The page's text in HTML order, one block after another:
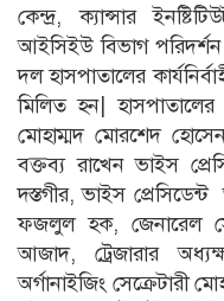
কেন্দ্র, ক্যান্সার
আইসিইউ বিভাগ পরিদর্শন
দল হাসপাতালের
মিলিত হন| হাসপাতালের
মোহাম্মদ মোরশেদ
বক্তব্য রাখেন ভাইস
দস্তগীর, ভাইস
ফজলুল হক, জেনারেল
আজাদ, ট্রেজারার
অর্গানাইজিং সেক্রেটারী